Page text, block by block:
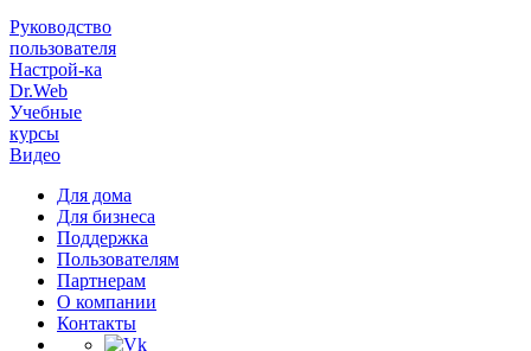
Руководство
пользователя
Настрой-ка
Dr.Web
Учебные
курсы
Видео
Для дома
Для бизнеса
Поддержка
Пользователям
Партнерам
О компании
Контакты